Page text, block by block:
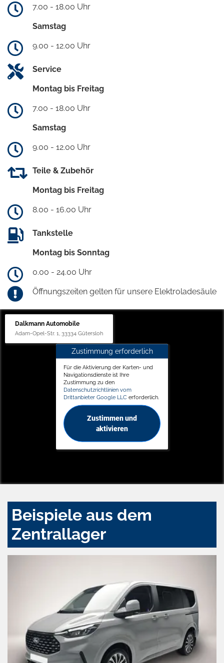
7.00 - 18.00 Uhr
Samstag
9.00 - 12.00 Uhr
Service
Montag bis Freitag
7.00 - 18.00 Uhr
Samstag
9.00 - 12.00 Uhr
Teile & Zubehör
Montag bis Freitag
8.00 - 16.00 Uhr
Tankstelle
Montag bis Sonntag
0.00 - 24.00 Uhr
Öffnungszeiten gelten für unsere Elektroladesäule
Dalkmann Automobile
Adam-Opel-Str. 1, 33334 Gütersloh
Zustimmung erforderlich
Für die Aktivierung der Karten- und
Navigationsdienste ist Ihre
Zustimmung zu den
Datenschutzrichtlinien vom
Drittanbieter Google LLC erforderlich.
Zustimmen und
aktivieren
Beispiele aus dem
Zentrallager